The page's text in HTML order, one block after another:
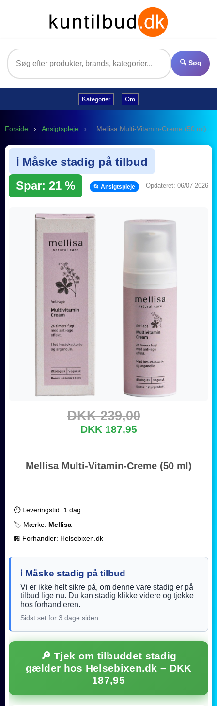
🔍 Søg
Kategorier Om
Forside › Ansigtspleje › Mellisa Multi-Vitamin-Creme (50 ml)
ℹ️ Måske stadig på tilbud
Spar: 21 %
📂 Ansigtspleje Opdateret: 06/07-2026
DKK 239,00
DKK 187,95
Mellisa Multi-Vitamin-Creme (50 ml)
⏱️ Leveringstid: 1 dag
🏷️ Mærke: Mellisa
🏪 Forhandler: Helsebixen.dk
ℹ️ Måske stadig på tilbud
Vi er ikke helt sikre på, om denne vare stadig er på
tilbud lige nu. Du kan stadig klikke videre og tjekke
hos forhandleren.
Sidst set for 3 dage siden.
🔎 Tjek om tilbuddet stadig
gælder hos Helsebixen.dk – DKK
187,95